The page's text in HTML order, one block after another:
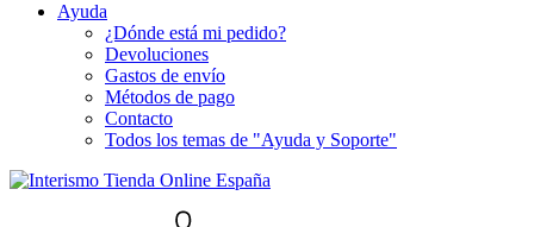
Ayuda
¿Dónde está mi pedido?
Devoluciones
Gastos de envío
Métodos de pago
Contacto
Todos los temas de "Ayuda y Soporte"